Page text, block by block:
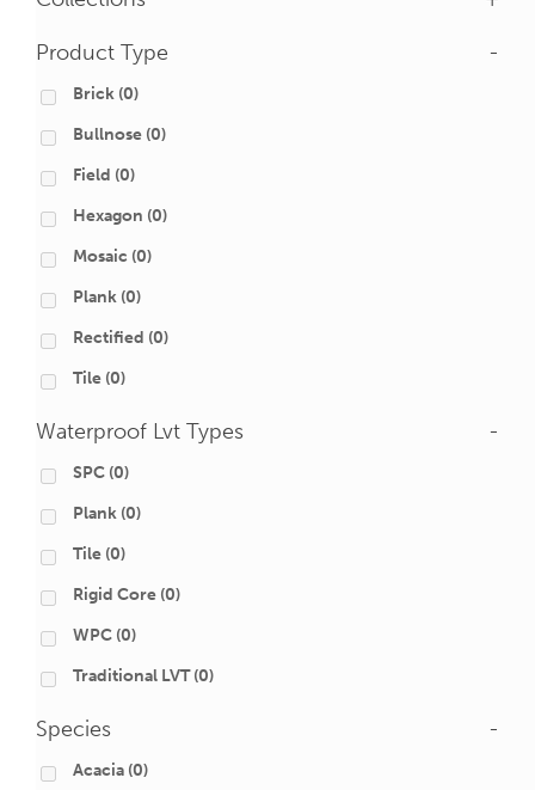
Product Type -
Brick (0)
Bullnose (0)
Field (0)
Hexagon (0)
Mosaic (0)
Plank (0)
Rectified (0)
Tile (0)
Waterproof Lvt Types -
SPC (0)
Plank (0)
Tile (0)
Rigid Core (0)
WPC (0)
Traditional LVT (0)
Species -
Acacia (0)